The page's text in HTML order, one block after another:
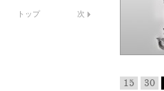
トップ 次
15 30